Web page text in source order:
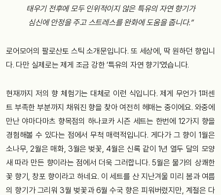
태우기 전후에 모두 인위적이지 않은 특유의 자연 향기가
심신에 안정을 주고 스트레스를 완화에 도움을 줍니다.”
로어모어의 팔로산토 스틱 소개문입니다. 또 세상에, 딱 원하던 향입니
다. 다만 실제로는 제게 조금 강한 ‘특유의 자연 향기’였습니다.
현재까지 저의 향 체험기는 대체로 이런 식입니다. 제게 무언가 1퍼센
트 부족한 부분까지 채워진 향을 찾아 여전히 헤매는 중이에요. 와중에
만난 야마다마츠 향목점의 하나쿄카 시즌 세트는 한번에 12가지 향을
경험해볼 수 있다는 점에서 무척 매력적입니다. 게다가 그 향이 1월은
소나무, 2월은 매화, 3월은 벚꽃, 4월은 신록 같이 1년 열두 달의 모양
새 따라 만든 향이라는 점에서 더욱 그러합니다. 5월은 물가의 상쾌한
꽃 향기, 창포 향이라고 하네요. 이 세트를 산 지난겨울 미리 봄과 여름
의 향기가 그리워 3월 벚꽃과 6월 수국 향은 피워버렸지만, 계절은 다